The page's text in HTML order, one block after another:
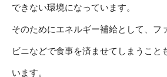
できない環境になっています。
そのためにエネルギー補給として、フ
ビニなどで食事を済ませてしまうこと
います。